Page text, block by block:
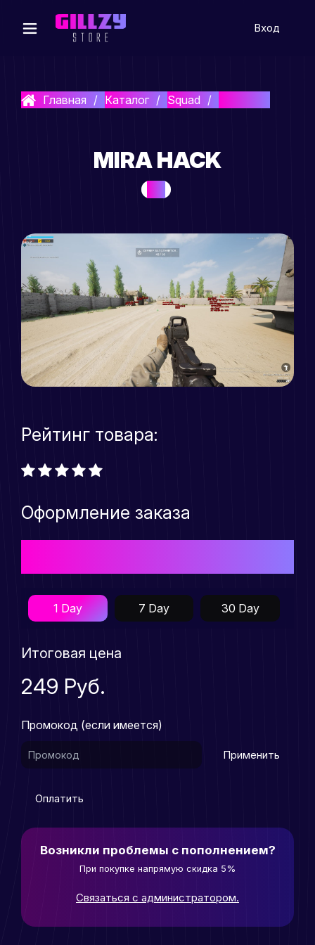
Вход
Главная Каталог Squad
MIRA HACK
Рейтинг товара:
Оформление заказа
1 Day 7 Day 30 Day
Итоговая цена
249 Руб.
Промокод (если имеется)
Применить
Оплатить
Возникли проблемы с пополнением?
При покупке напрямую скидка 5%
Связаться с администратором.